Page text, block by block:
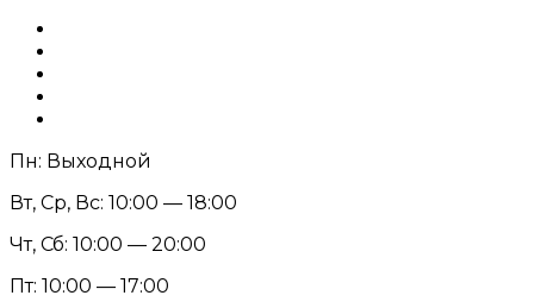
Пн: Выходной
Вт, Ср, Вс: 10:00 — 18:00
Чт, Сб: 10:00 — 20:00
Пт: 10:00 — 17:00